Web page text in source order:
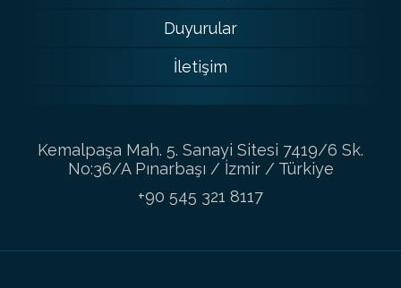
Duyurular
İletişim
Kemalpaşa Mah. 5. Sanayi Sitesi 7419/6 Sk.
No:36/A Pınarbaşı / İzmir / Türkiye
+90 545 321 8117